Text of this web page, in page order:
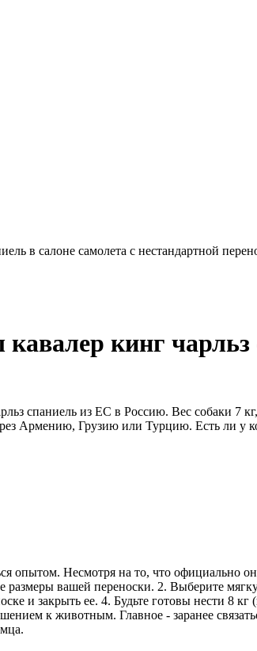
в салоне самолета с нестандартной
кинг
спаниель из ЕС в Россию. Вес собаки 7
Армению, Грузию или Турцию. Есть ли у
опытом. Несмотря на то, что официально
размеры вашей переноски. 2. Выберите
и закрыть ее. 4. Будьте готовы нести 8
к животным. Главное - заранее